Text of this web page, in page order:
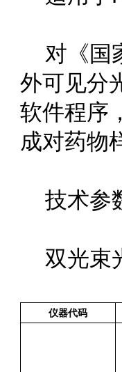
对《国
外可见分
软件程序
成对药物样
技术参
双光束
仪器代码